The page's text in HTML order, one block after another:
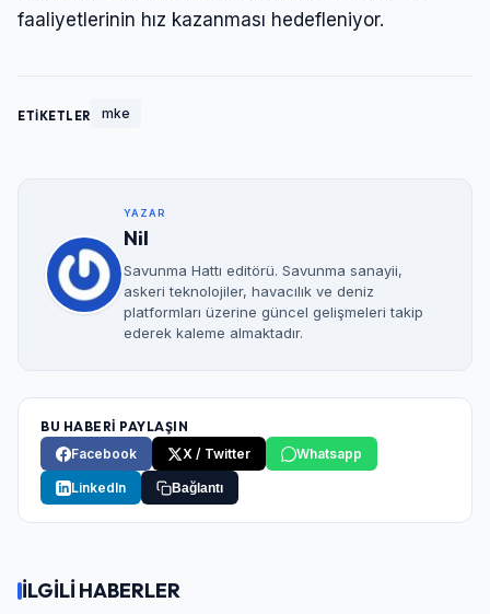
faaliyetlerinin hız kazanması hedefleniyor.
ETİKETLER mke
YAZAR
Nil
Savunma Hattı editörü. Savunma sanayii,
askeri teknolojiler, havacılık ve deniz
platformları üzerine güncel gelişmeleri takip
ederek kaleme almaktadır.
BU HABERİ PAYLAŞIN
Facebook
X / Twitter Whatsapp
LinkedIn Bağlantı
İLGİLİ HABERLER